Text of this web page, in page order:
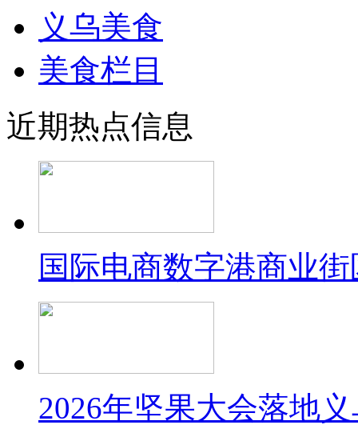
义乌美食
美食栏目
近期热点信息
国际电商数字港商业
2026年坚果大会落地